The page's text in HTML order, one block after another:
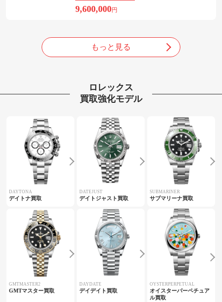
9,600,000円
もっと見る
ロレックス
買取強化モデル
DAYTONA
デイトナ買取
DATEJUST
デイトジャスト買取
SUBMARINER
サブマリーナ買取
GMTMASTER2
GMTマスター買取
DAYDATE
デイデイト買取
OYSTERPERPETUAL
オイスターパーペチュア
ル買取